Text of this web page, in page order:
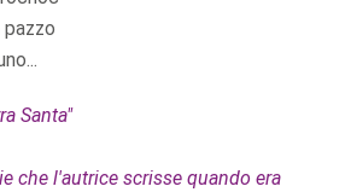
pazzo
Santa"
che l'autrice scrisse quando era